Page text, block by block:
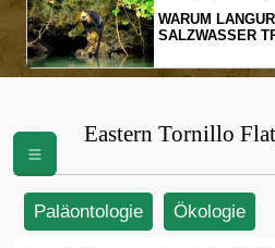
WARUM
SALZWASSER
Eastern Tornillo
Paläontologie Ökologie